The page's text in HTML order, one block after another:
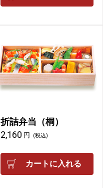
折詰弁当（桐）
2,160 円 (税込)
カートに入れる